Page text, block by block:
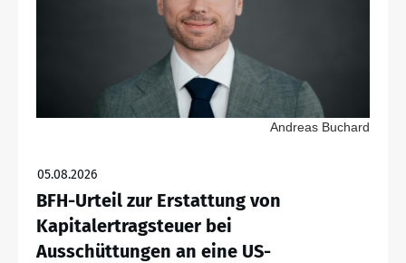
Andreas Buchard
05.08.2026
BFH-Urteil zur Erstattung von
Kapitalertragsteuer bei
Ausschüttungen an eine US-